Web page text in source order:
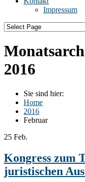
Impressum
2016
Sie sind hier:
Home
2016
Februar
25 Feb.
Kongress zum
juristischen